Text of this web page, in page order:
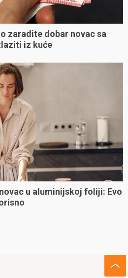
zaradite dobar novac sa
iz kuće
u aluminijskoj foliji: Evo